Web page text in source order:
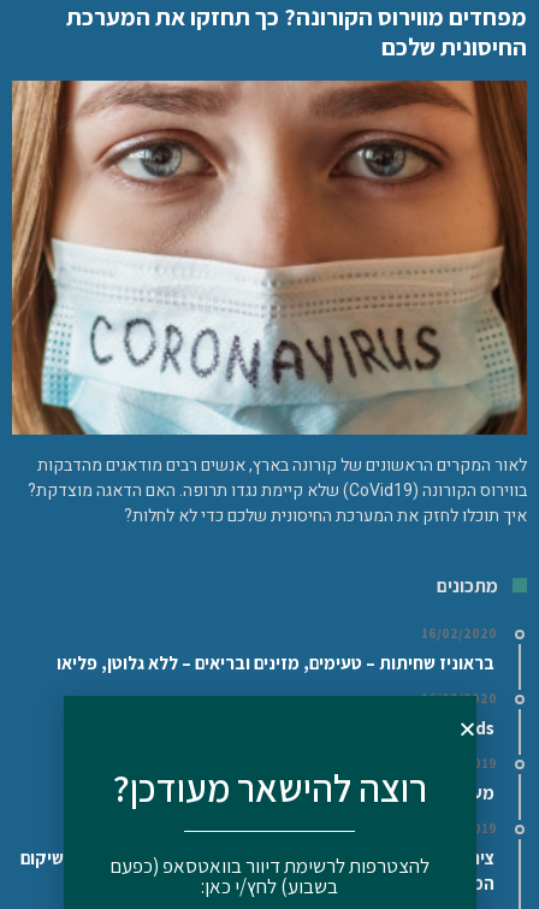
מפחדים מווירוס הקורונה? כך תחזקו את המערכת
החיסונית שלכם
לאור המקרים הראשונים של קורונה בארץ, אנשים רבים מודאגים מהדבקות
בווירוס הקורונה (CoVid19) שלא קיימת נגדו תרופה. האם הדאגה מוצדקת?
איך תוכלו לחזק את המערכת החיסונית שלכם כדי לא לחלות?
מתכונים
16/02/2020
בראוניז שחיתות – טעימים, מזינים ובריאים – ללא גלוטן, פליאו
16/02/2020
Superfoods/מזונות על – האם כדאי לצרוך אותם?
29/11/2019
מעדן גבינה ושמן פשתן/המפ (על פי דר' בודוויג)
11/12/2019
ציר עצם בקר/עוף ביתי – Bone broth – המזון הטוב ביותר לשיקום
המעיים
רוצה להישאר מעודכן?
להצטרפות לרשימת דיוור בוואטסאפ (כפעם
בשבוע) לחץ/י כאן: